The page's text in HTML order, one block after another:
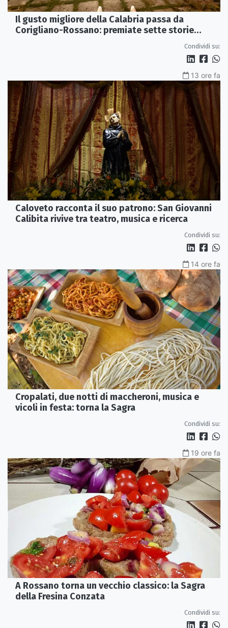
Il gusto migliore della Calabria passa da
Corigliano-Rossano: premiate sette storie
Condividi su:
13 ore fa
Caloveto racconta il suo patrono: San Giovanni
Calibita rivive tra teatro, musica e ricerca
Condividi su:
14 ore fa
Cropalati, due notti di maccheroni, musica e
vicoli in festa: torna la Sagra
Condividi su:
19 ore fa
A Rossano torna un vecchio classico: la Sagra
della Fresina Conzata
Condividi su: